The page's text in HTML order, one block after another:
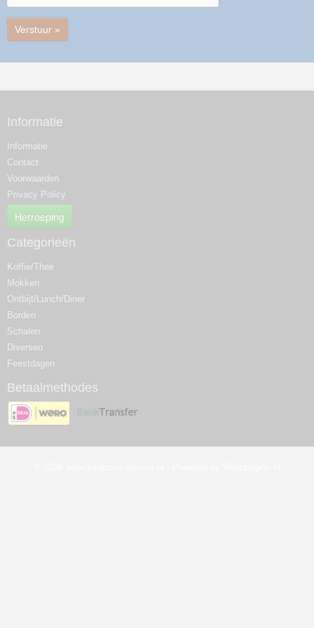
Verstuur »
Informatie
Informatie
Contact
Voorwaarden
Privacy Policy
Herroeping
Categorieën
Koffie/Thee
Mokken
Ontbijt/Lunch/Diner
Borden
Schalen
Diversen
Feestdagen
Betaalmethodes